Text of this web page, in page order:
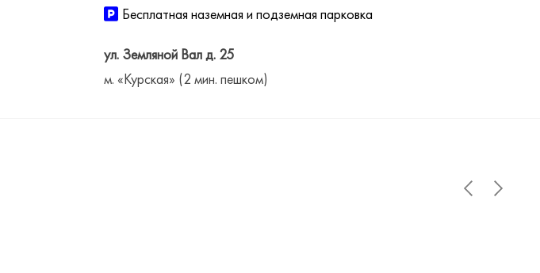
Бесплатная наземная и подземная парковка
ул. Земляной Вал д. 25
м. «Курская» (2 мин. пешком)